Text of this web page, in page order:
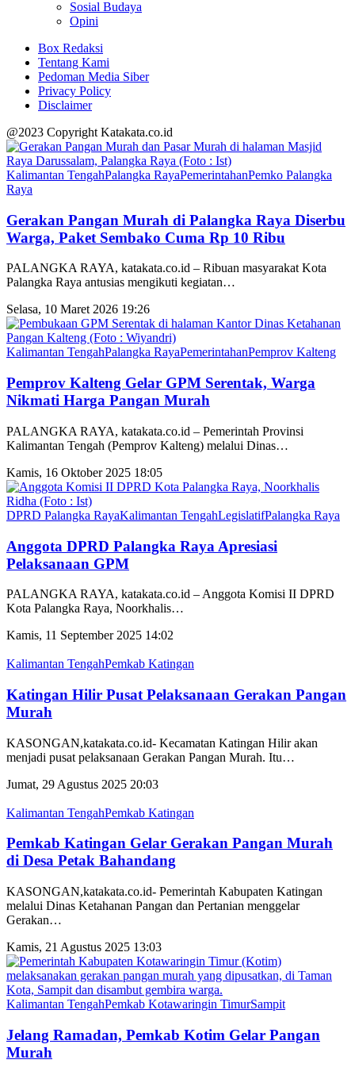
Sosial Budaya
Opini
Box Redaksi
Tentang Kami
Pedoman Media Siber
Privacy Policy
Disclaimer
@2023 Copyright Katakata.co.id
Kalimantan TengahPalangka RayaPemerintahanPemko Palangka
Raya
Gerakan Pangan Murah di Palangka Raya Diserbu
Warga, Paket Sembako Cuma Rp 10 Ribu
PALANGKA RAYA, katakata.co.id – Ribuan masyarakat Kota
Palangka Raya antusias mengikuti kegiatan…
Selasa, 10 Maret 2026 19:26
Kalimantan TengahPalangka RayaPemerintahanPemprov Kalteng
Pemprov Kalteng Gelar GPM Serentak, Warga
Nikmati Harga Pangan Murah
PALANGKA RAYA, katakata.co.id – Pemerintah Provinsi
Kalimantan Tengah (Pemprov Kalteng) melalui Dinas…
Kamis, 16 Oktober 2025 18:05
DPRD Palangka RayaKalimantan TengahLegislatifPalangka Raya
Anggota DPRD Palangka Raya Apresiasi
Pelaksanaan GPM
PALANGKA RAYA, katakata.co.id – Anggota Komisi II DPRD
Kota Palangka Raya, Noorkhalis…
Kamis, 11 September 2025 14:02
Kalimantan TengahPemkab Katingan
Katingan Hilir Pusat Pelaksanaan Gerakan Pangan
Murah
KASONGAN,katakata.co.id- Kecamatan Katingan Hilir akan
menjadi pusat pelaksanaan Gerakan Pangan Murah. Itu…
Jumat, 29 Agustus 2025 20:03
Kalimantan TengahPemkab Katingan
Pemkab Katingan Gelar Gerakan Pangan Murah
di Desa Petak Bahandang
KASONGAN,katakata.co.id- Pemerintah Kabupaten Katingan
melalui Dinas Ketahanan Pangan dan Pertanian menggelar
Gerakan…
Kamis, 21 Agustus 2025 13:03
Kalimantan TengahPemkab Kotawaringin TimurSampit
Jelang Ramadan, Pemkab Kotim Gelar Pangan
Murah